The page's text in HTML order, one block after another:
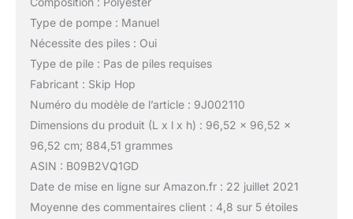
Type de pompe : Manuel
Nécessite des piles : Oui
Type de pile : Pas de piles requises
Fabricant : Skip Hop
Numéro du modèle de l’article : 9J002110
Dimensions du produit (L x l x h) : 96,52 x 96,52 x
96,52 cm; 884,51 grammes
ASIN : B09B2VQ1GD
Date de mise en ligne sur Amazon.fr : 22 juillet 2021
Moyenne des commentaires client : 4,8 sur 5 étoiles